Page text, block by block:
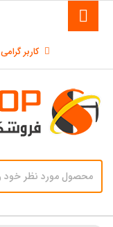
کاربر گرامی